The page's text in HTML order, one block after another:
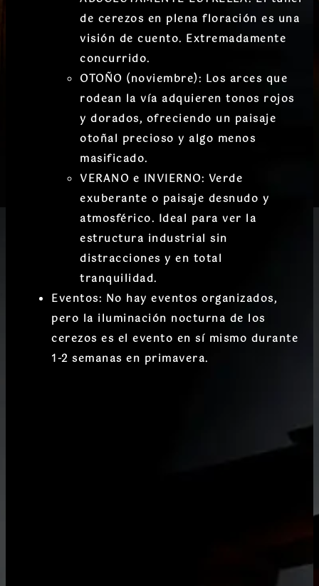
de cerezos en plena floración es una
visión de cuento. Extremadamente
concurrido.
OTOÑO (noviembre): Los arces que
rodean la vía adquieren tonos rojos
y dorados, ofreciendo un paisaje
otoñal precioso y algo menos
masificado.
VERANO e INVIERNO: Verde
exuberante o paisaje desnudo y
atmosférico. Ideal para ver la
estructura industrial sin
distracciones y en total
tranquilidad.
Eventos: No hay eventos organizados,
pero la iluminación nocturna de los
cerezos es el evento en sí mismo durante
1-2 semanas en primavera.